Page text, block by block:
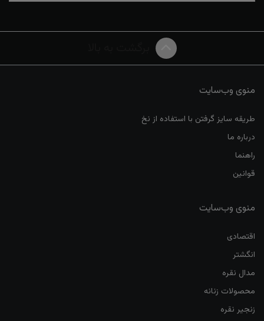
منوی وب‌سایت
طریقه سایز گرفتن با استفاده از نخ
درباره ما
راهنما
قوانین
منوی وب‌سایت
اقتصادی
انگشتر
مدال نقره
محصولات زنانه
زنجیر نقره